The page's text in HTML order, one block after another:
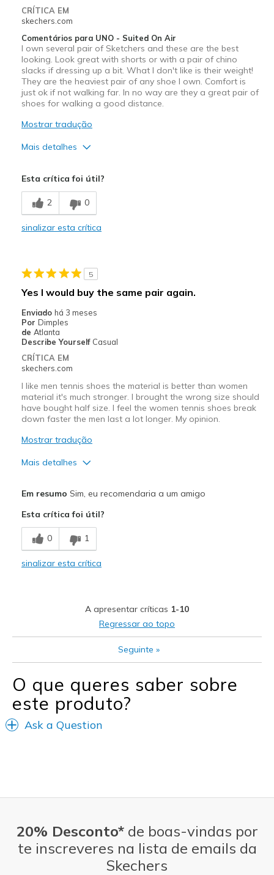
CRÍTICA EM
skechers.com
Comentários para UNO - Suited On Air
I own several pair of Sketchers and these are the best
looking. Look great with shorts or with a pair of chino
slacks if dressing up a bit. What I don't like is their weight!
They are the heaviest pair of any shoe I own. Comfort is
just ok if not walking far. In no way are they a great pair of
shoes for walking a good distance.
Mostrar tradução
Mais detalhes
Melhores utilizações
Casual Wear
Special Occasions
Sizing
Esta crítica foi útil?
2 0
sinalizar esta crítica
5
Yes I would buy the same pair again.
Enviado há 3 meses
Por Dimples
de Atlanta
Describe Yourself Casual
CRÍTICA EM
skechers.com
I like men tennis shoes the material is better than women
material it's much stronger. I brought the wrong size should
have bought half size. I feel the women tennis shoes break
down faster the men last a lot longer. My opinion.
Mostrar tradução
Mais detalhes
Breathe Well
Comfortable
Melhores utilizações
Casual Wear
Sizing
Feels true to size
View On Shoes
Shoes are for Wearing
Em resumo Sim, eu recomendaria a um amigo
Esta crítica foi útil?
0 1
sinalizar esta crítica
A apresentar críticas 1-10
Regressar ao topo
Seguinte »
O que queres saber sobre
este produto?
Ask a Question
20% Desconto*de boas-vindas por
te inscreveres na lista de emails da
Skechers